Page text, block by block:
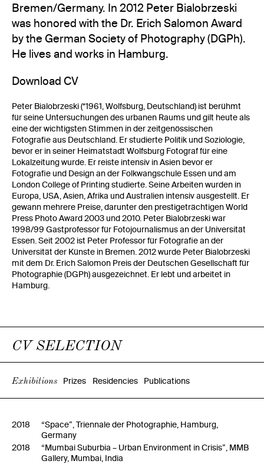
Bremen/Germany. In 2012 Peter Bialobrzeski
was honored with the Dr. Erich Salomon Award
by the German Society of Photography (DGPh).
He lives and works in Hamburg.
Download CV
Peter Bialobrzeski (*1961, Wolfsburg, Deutschland) ist berühmt
für seine Untersuchungen des urbanen Raums und gilt heute als
eine der wichtigsten Stimmen in der zeitgenössischen
Fotografie aus Deutschland. Er studierte Politik und Soziologie,
bevor er in seiner Heimatstadt Wolfsburg Fotograf für eine
Lokalzeitung wurde. Er reiste intensiv in Asien bevor er
Fotografie und Design an der Folkwangschule Essen und am
London College of Printing studierte. Seine Arbeiten wurden in
Europa, USA, Asien, Afrika und Australien intensiv ausgestellt. Er
gewann mehrere Preise, darunter den prestigeträchtigen World
Press Photo Award 2003 und 2010. Peter Bialobrzeski war
1998/99 Gastprofessor für Fotojournalismus an der Universität
Essen. Seit 2002 ist Peter Professor für Fotografie an der
Universität der Künste in Bremen. 2012 wurde Peter Bialobrzeski
mit dem Dr. Erich Salomon Preis der Deutschen Gesellschaft für
Photographie (DGPh) ausgezeichnet. Er lebt und arbeitet in
Hamburg.
CV SELECTION
Exhibitions Prizes Residencies Publications
2018
“Space”, Triennale der Photographie, Hamburg,
Germany
2018
“Mumbai Suburbia – Urban Environment in Crisis”, MMB
Gallery, Mumbai, India